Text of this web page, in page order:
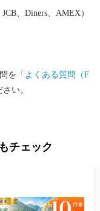
、Diners、AMEX）
を 「よくある質問（F
い。
チェック